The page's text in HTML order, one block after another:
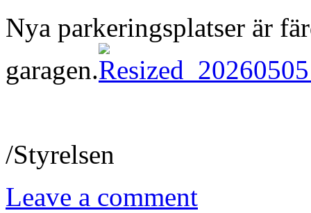
Nya parkeringsplatser är
garagen.
/Styrelsen
Leave a comment